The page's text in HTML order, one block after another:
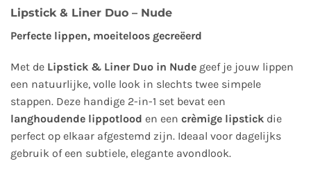
Lipstick & Liner Duo – Nude
Perfecte lippen, moeiteloos gecreëerd
Met de Lipstick & Liner Duo in Nude geef je jouw lippen
een natuurlijke, volle look in slechts twee simpele
stappen. Deze handige 2-in-1 set bevat een
langhoudende lippotlood en een crèmige lipstick die
perfect op elkaar afgestemd zijn. Ideaal voor dagelijks
gebruik of een subtiele, elegante avondlook.